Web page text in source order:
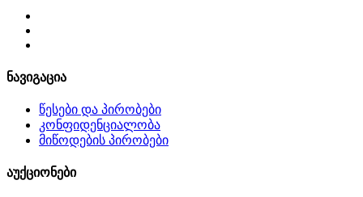
ნავიგაცია
წესები და პირობები
კონფიდენციალობა
მიწოდების პირობები
აუქციონები